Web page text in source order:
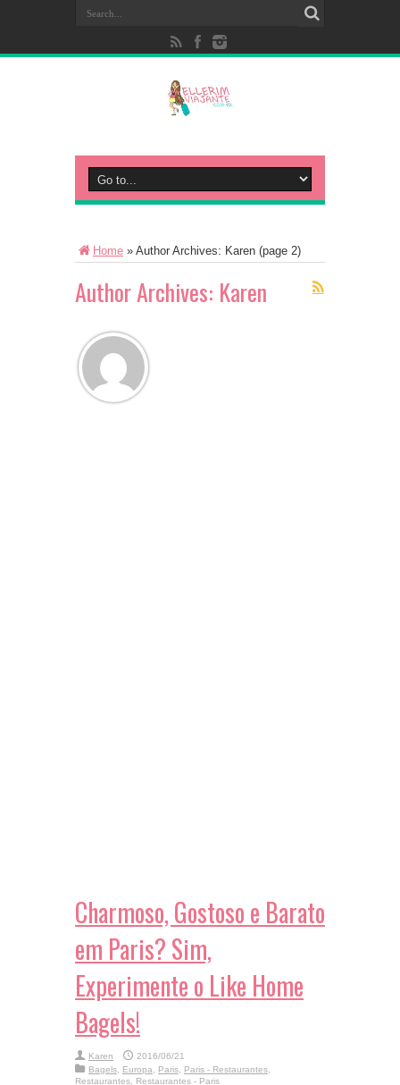
Home » Author Archives: Karen (page 2)
Author Archives: Karen
Charmoso, Gostoso e Barato
em Paris? Sim,
Experimente o Like Home
Bagels!
Karen
2016/06/21
Bagels, Europa, Paris, Paris - Restaurantes,
Restaurantes, Restaurantes - Paris